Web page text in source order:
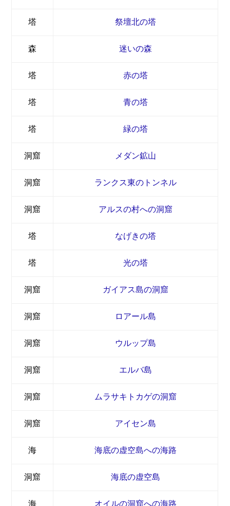
塔 祭壇北の塔
森 迷いの森
塔 赤の塔
塔 青の塔
塔 緑の塔
洞窟 メダン鉱山
洞窟 ランクス東のトンネル
洞窟 アルスの村への洞窟
塔 なげきの塔
塔 光の塔
洞窟 ガイアス島の洞窟
洞窟 ロアール島
洞窟 ウルップ島
洞窟 エルバ島
洞窟 ムラサキトカゲの洞窟
洞窟 アイセン島
海 海底の虚空島への海路
洞窟 海底の虚空島
海 オイルの洞窟への海路